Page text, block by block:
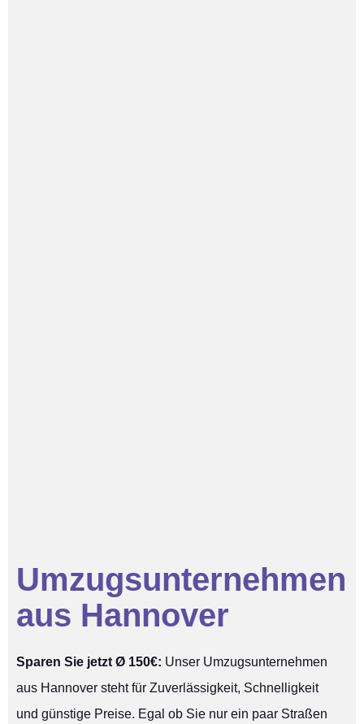
Umzugsunternehmen
aus Hannover
Sparen Sie jetzt Ø 150€: Unser Umzugsunternehmen
aus Hannover steht für Zuverlässigkeit, Schnelligkeit
und günstige Preise. Egal ob Sie nur ein paar Straßen